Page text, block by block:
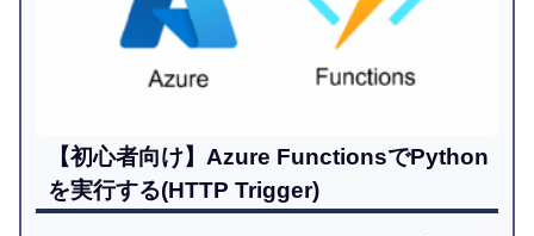
【初心者向け】Azure FunctionsでPython
を実行する(HTTP Trigger)